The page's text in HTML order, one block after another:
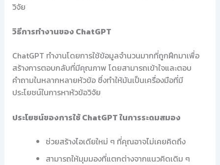
วิจัย
วิธีการทำงานของ ChatGPT
ChatGPT ทำงานโดยการใช้ข้อมูลจำนวนมากที่ถูกฝึกมาเพื่อ
สร้างการตอบกลับที่มีคุณภาพ โดยสามารถเข้าใจและตอบ
คำถามในหลากหลายหัวข้อ ซึ่งทำให้มันเป็นเครื่องมือที่มี
ประโยชน์ในการหาหัวข้อวิจัย
ประโยชน์ของการใช้ ChatGPT ในการระดมสมอง
ช่วยสร้างไอเดียใหม่ ๆ ที่คุณอาจไม่เคยคิดถึง
สามารถให้มุมมองที่แตกต่างจากแนวคิดเดิม ๆ